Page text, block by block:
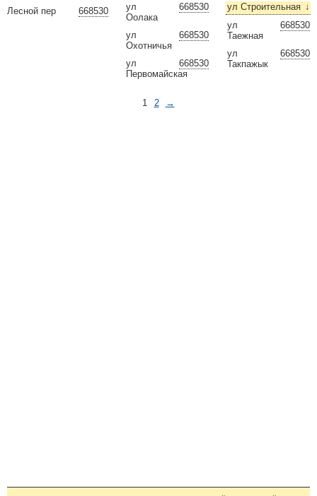
668530
Лесной пер
668530
ул
Оолака
668530
ул
Охотничья
668530
ул
Первомайская
↓
ул Строительная
668530
ул
Таежная
668530
ул
Такпажык
1 2 →